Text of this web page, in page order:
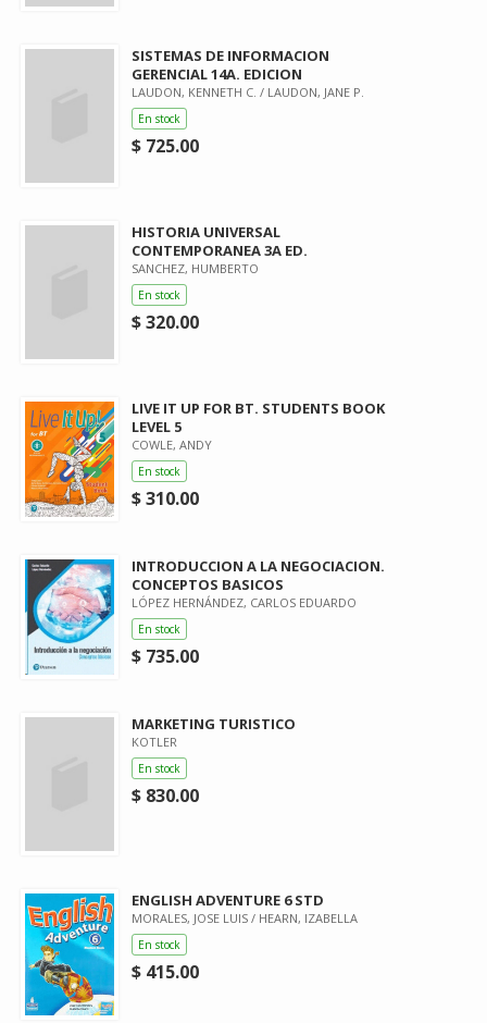
SISTEMAS DE INFORMACION
GERENCIAL 14A. EDICION
LAUDON, KENNETH C. / LAUDON, JANE P.
En stock
$ 725.00
HISTORIA UNIVERSAL
CONTEMPORANEA 3A ED.
SANCHEZ, HUMBERTO
En stock
$ 320.00
LIVE IT UP FOR BT. STUDENTS BOOK
LEVEL 5
COWLE, ANDY
En stock
$ 310.00
INTRODUCCION A LA NEGOCIACION.
CONCEPTOS BASICOS
LÓPEZ HERNÁNDEZ, CARLOS EDUARDO
En stock
$ 735.00
MARKETING TURISTICO
KOTLER
En stock
$ 830.00
ENGLISH ADVENTURE 6 STD
MORALES, JOSE LUIS / HEARN, IZABELLA
En stock
$ 415.00